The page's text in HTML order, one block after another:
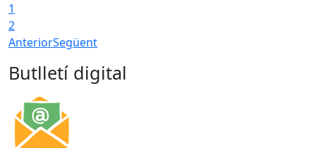
1
2
AnteriorSegüent
Butlletí digital